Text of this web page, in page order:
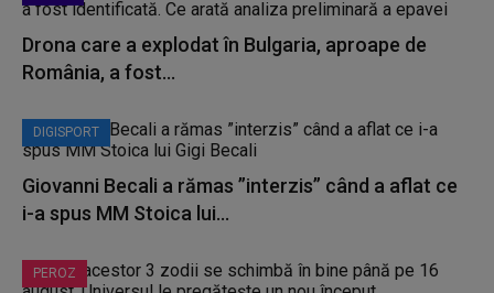
Drona care a explodat în Bulgaria, aproape de
România, a fost...
DIGISPORT
Giovanni Becali a rămas ”interzis” când a aflat ce
i-a spus MM Stoica lui...
PEROZ